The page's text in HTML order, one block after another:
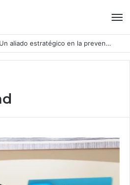
Inteligencia Artificial: Un aliado estratégico en la prevención del acoso y la violencia laboral bajo la Ley Karin